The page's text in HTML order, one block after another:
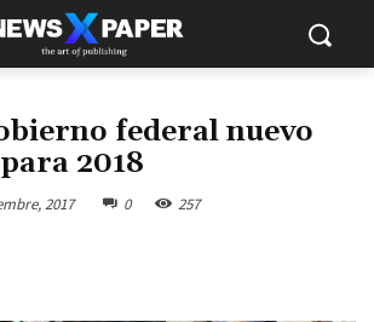
federal nuevo
2018
2017 0 257